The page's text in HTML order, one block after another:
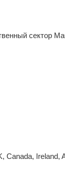
сектор
Canada, Ireland,